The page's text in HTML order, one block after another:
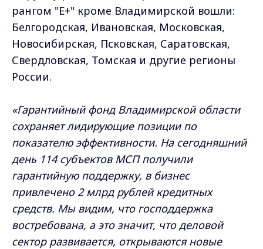
рангом "Е+" кроме Владимирской вошли:
Белгородская, Ивановская, Московская,
Новосибирская, Псковская, Саратовская,
Свердловская, Томская и другие регионы
России.
«Гарантийный фонд Владимирской области
сохраняет лидирующие позиции по
показателю эффективности. На сегодняшний
день 114 субъектов МСП получили
гарантийную поддержку, в бизнес
привлечено 2 млрд рублей кредитных
средств. Мы видим, что господдержка
востребована, а это значит, что деловой
сектор развивается, открываются новые